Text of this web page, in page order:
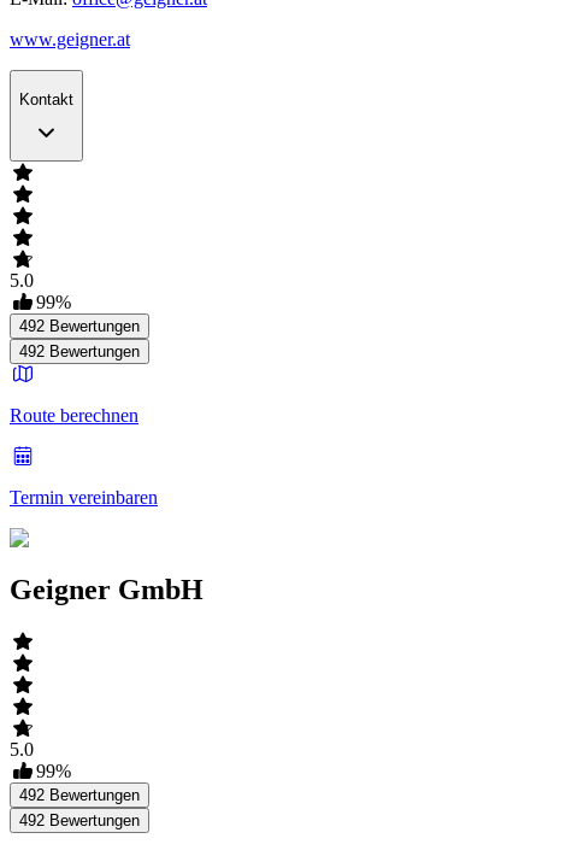
www.geigner.at
Kontakt
5.0
99%
492 Bewertungen
492 Bewertungen
Route berechnen
Termin vereinbaren
Geigner GmbH
5.0
99%
492 Bewertungen
492 Bewertungen